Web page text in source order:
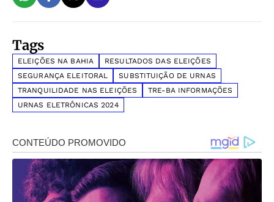
Tags
ELEIÇÕES NA BAHIA
RESULTADOS DAS ELEIÇÕES
SEGURANÇA ELEITORAL
SUBSTITUIÇÃO DE URNAS
TRANQUILIDADE NAS ELEIÇÕES
TRE-BA INFORMAÇÕES
URNAS ELETRÔNICAS 2024